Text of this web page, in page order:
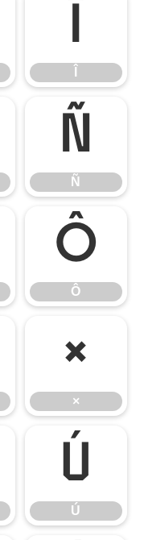
Î
Ñ
Ñ
Ô
Ô
×
×
Ú
Ú